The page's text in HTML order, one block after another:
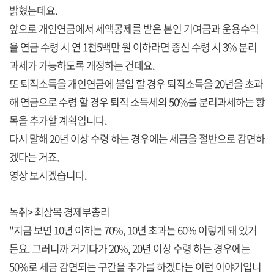
밝혔는데요.
앞으로 개인연금에서 세액공제를 받은 본인 기여금과 운용수익
을 연금 수령 시 연 1천5백만 원 이하라면 종신 수령 시 3% 분리
과세가 가능하도록 개정하는 건데요.
또 퇴직소득을 개인연금에 불입 할 경우 퇴직소득을 20년을 초과
해 연금으로 수령 할 경우 퇴직 소득세의 50%를 분리과세하는 항
목을 추가할 계획입니다.
다시 말해 20년 이상 수령 하는 경우에는 세금을 절반으로 감면하
겠다는 거죠.
영상 보시겠습니다.
녹취> 최상목 경제부총리
"지금 보면 10년 이하는 70%, 10년 초과는 60% 이렇게 돼 있거
든요. 그러니까 거기다가 20%, 20년 이상 수령 하는 경우에는
50%로 세금 감면되는 구간을 추가를 하겠다는 이런 이야기입니